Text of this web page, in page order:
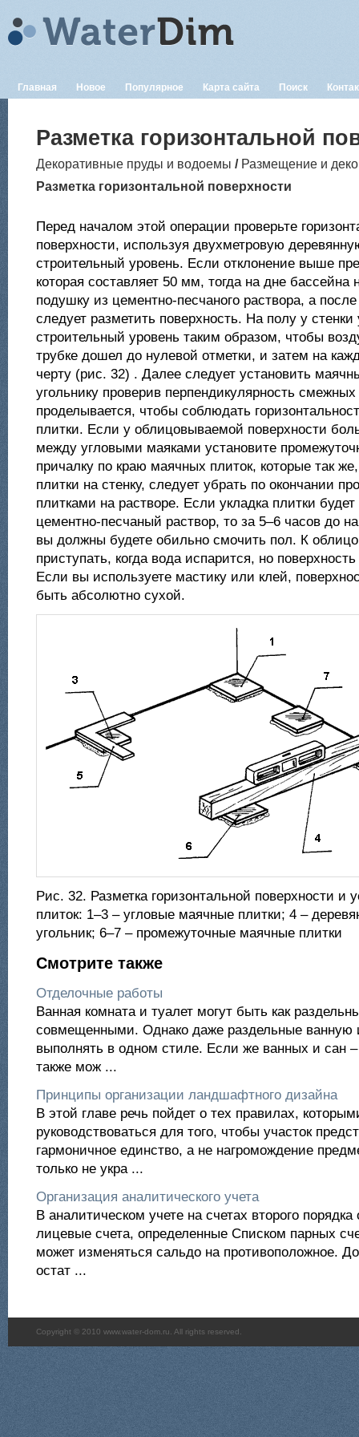
Главная Новое Популярное Карта сайта Поиск
Разметка горизонтальной
Декоративные пруды и водоемы / Размещение и
Разметка горизонтальной поверхности
Перед началом этой операции проверьте
поверхности, используя двухметровую
строительный уровень. Если отклонение выше
которая составляет 50 мм, тогда на дне бассейна
подушку из цементно-песчаного раствора, а
следует разметить поверхность. На полу у стенки
строительный уровень таким образом, чтобы
трубке дошел до нулевой отметки, и затем на
черту (рис. 32) . Далее следует установить
угольнику проверив перпендикулярность
проделывается, чтобы соблюдать
плитки. Если у облицовываемой поверхности
между угловыми маяками установите
причалку по краю маячных плиток, которые так
плитки на стенку, следует убрать по окончании
плитками на растворе. Если укладка плитки
цементно-песчаный раствор, то за 5–6 часов до
вы должны будете обильно смочить пол. К
приступать, когда вода испарится, но
Если вы используете мастику или клей,
быть абсолютно сухой.
Рис. 32. Разметка горизонтальной поверхности и
плиток: 1–3 – угловые маячные плитки; 4 –
угольник; 6–7 – промежуточные маячные плитки
Смотрите также
Отделочные работы
Ванная комната и туалет могут быть как
совмещенными. Однако даже раздельные ванную
выполнять в одном стиле. Если же ванных и сан –
также мож ...
Принципы организации ландшафтного дизайна
В этой главе речь пойдет о тех правилах,
руководствоваться для того, чтобы участок
гармоничное единство, а не нагромождение
только не укра ...
Организация аналитического учета
В аналитическом учете на счетах второго
лицевые счета, определенные Списком парных
может изменяться сальдо на противоположное.
остат ...
Copyright © 2010 www.water-dom.ru. All rights reserved.